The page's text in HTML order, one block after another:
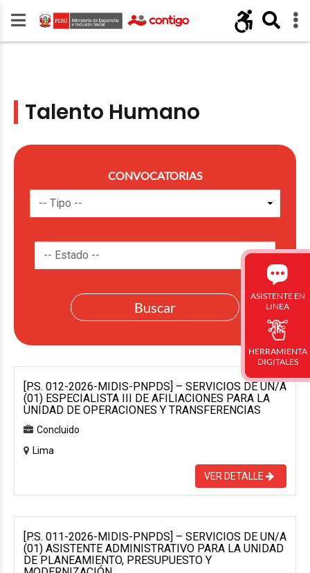
Talento Humano
CONVOCATORIAS
[P.S. 012-2026-MIDIS-PNPDS] – SERVICIOS DE UN/A
(01) ESPECIALISTA III DE AFILIACIONES PARA LA
UNIDAD DE OPERACIONES Y TRANSFERENCIAS
Concluido
Lima
VER DETALLE
[P.S. 011-2026-MIDIS-PNPDS] – SERVICIOS DE UN/A
(01) ASISTENTE ADMINISTRATIVO PARA LA UNIDAD
DE PLANEAMIENTO, PRESUPUESTO Y
ASISTENTE EN
LINEA
HERRAMIENTA
DIGITALES